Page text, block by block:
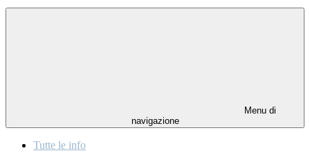
Menu di
navigazione
Tutte le info